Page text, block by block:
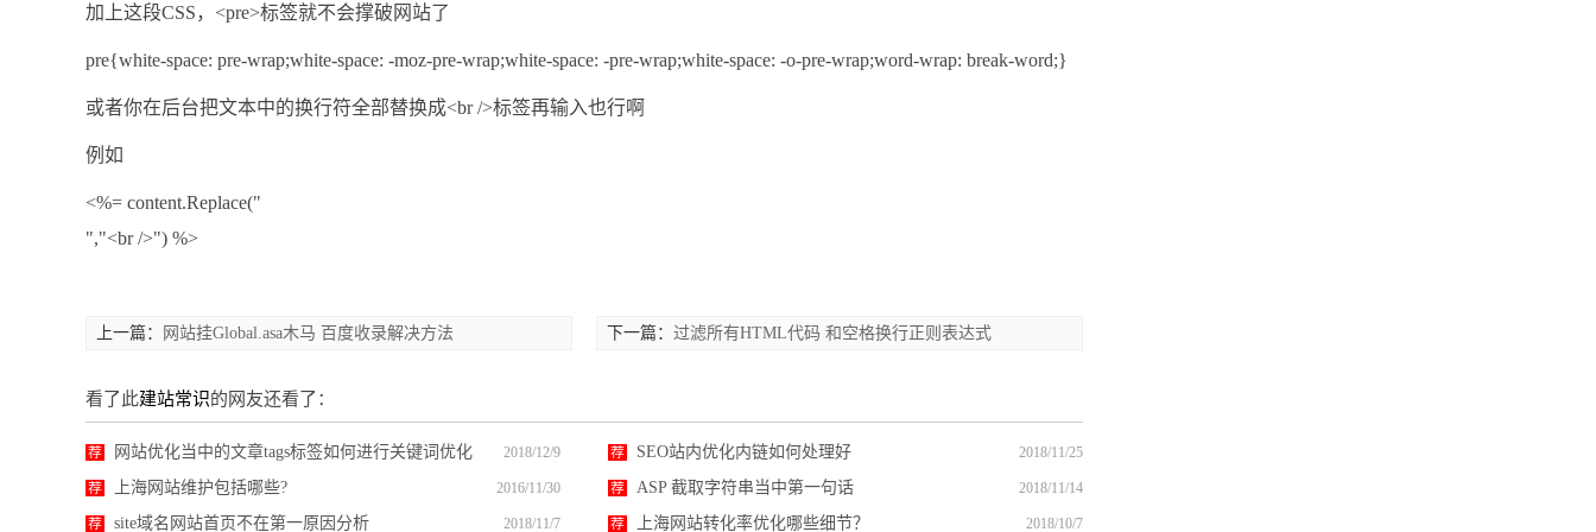
加上这段CSS，<pre>标签就不会撑破网站了
pre{white-space: pre-wrap;white-space: -moz-pre-wrap;white-space: -pre-wrap;white-space: -o-pre-wrap;word-wrap: break-word;}
或者你在后台把文本中的换行符全部替换成<br />标签再输入也行啊
例如
<%= content.Replace("
","<br />") %>
上一篇： 网站挂Global.asa木马 百度收录解决方法 下一篇： 过滤所有HTML代码 和空格换行正则表达式
看了此建站常识的网友还看了：
荐 2018/12/9
网站优化当中的文章tags标签如何进行关键词优化 荐 2018/11/25
SEO站内优化内链如何处理好
荐 2016/11/30
上海网站维护包括哪些? 荐 2018/11/14
ASP 截取字符串当中第一句话
荐 2018/11/7
site域名网站首页不在第一原因分析 荐 2018/10/7
上海网站转化率优化哪些细节？